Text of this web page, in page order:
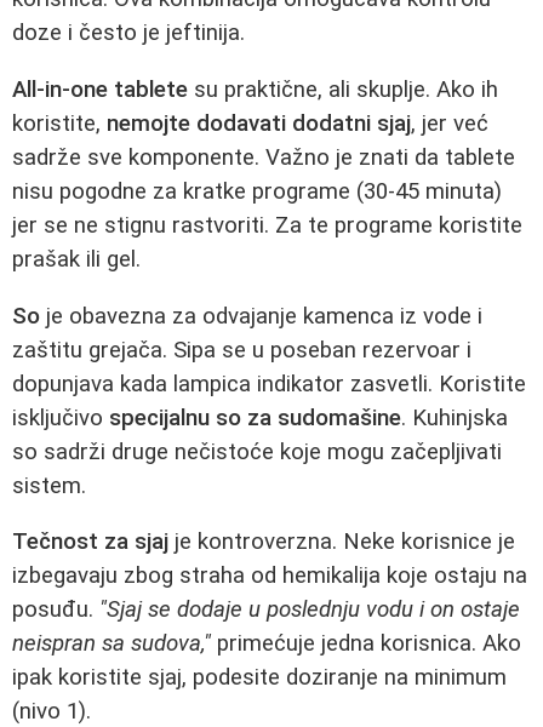
doze i često je jeftinija.
All-in-one tablete su praktične, ali skuplje. Ako ih
koristite, nemojte dodavati dodatni sjaj, jer već
sadrže sve komponente. Važno je znati da tablete
nisu pogodne za kratke programe (30-45 minuta)
jer se ne stignu rastvoriti. Za te programe koristite
prašak ili gel.
So je obavezna za odvajanje kamenca iz vode i
zaštitu grejača. Sipa se u poseban rezervoar i
dopunjava kada lampica indikator zasvetli. Koristite
isključivo specijalnu so za sudomašine. Kuhinjska
so sadrži druge nečistoće koje mogu začepljivati
sistem.
Tečnost za sjaj je kontroverzna. Neke korisnice je
izbegavaju zbog straha od hemikalija koje ostaju na
posuđu. "Sjaj se dodaje u poslednju vodu i on ostaje
neispran sa sudova," primećuje jedna korisnica. Ako
ipak koristite sjaj, podesite doziranje na minimum
(nivo 1).